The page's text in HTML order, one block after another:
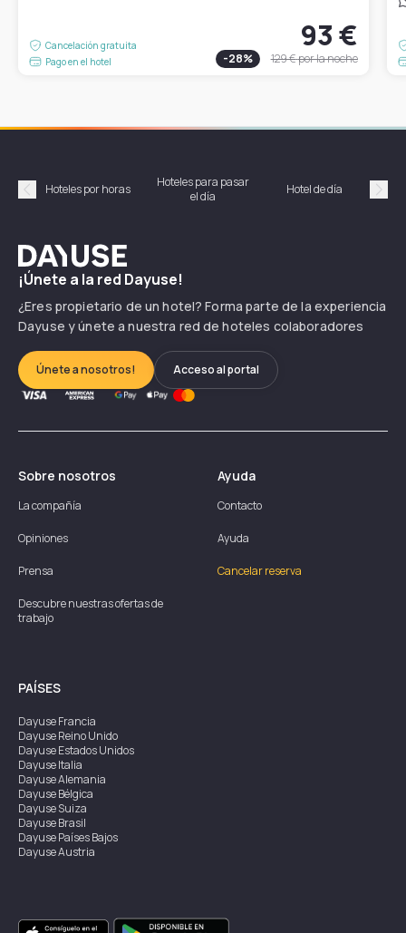
Cancelación gratuita
Pago en el hotel
93 €
-28% 129 €por la noche
Précédent
Hoteles por horas
Hoteles para pasar
el día
Hotel de día
Dayuse
¡Únete a la red Dayuse!
¿Eres propietario de un hotel? Forma parte de la experiencia
Dayuse y únete a nuestra red de hoteles colaboradores
Únete a nosotros! Acceso al portal
Sobre nosotros
La compañía
Opiniones
Prensa
Descubre nuestras ofertas de
trabajo
Ayuda
Contacto
Ayuda
Cancelar reserva
PAÍSES
DayuseFrancia
DayuseReino Unido
DayuseEstados Unidos
DayuseItalia
DayuseAlemania
DayuseBélgica
DayuseSuiza
DayuseBrasil
DayusePaíses Bajos
DayuseAustria
DayuseSingapur